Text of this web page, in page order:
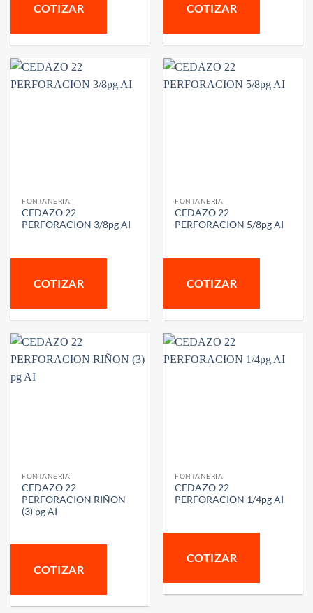
COTIZAR COTIZAR
FONTANERIA
CEDAZO 22
PERFORACION 3/8pg AI
COTIZAR
FONTANERIA
CEDAZO 22
PERFORACION 5/8pg AI
COTIZAR
FONTANERIA
CEDAZO 22
PERFORACION RIÑON
(3) pg AI
COTIZAR
FONTANERIA
CEDAZO 22
PERFORACION 1/4pg AI
COTIZAR